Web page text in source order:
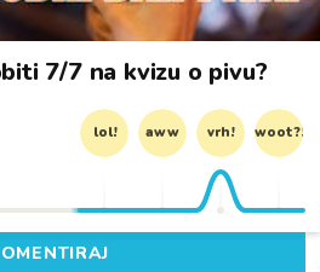
7/7 na kvizu o pivu?
lol! aww vrh! woot?!